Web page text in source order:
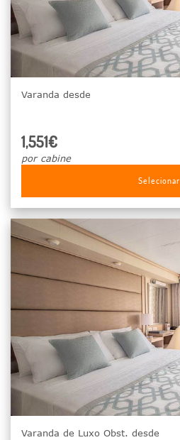
Varanda desde
1,551€
por cabine
Selecionar
Varanda de Luxo Obst. desde